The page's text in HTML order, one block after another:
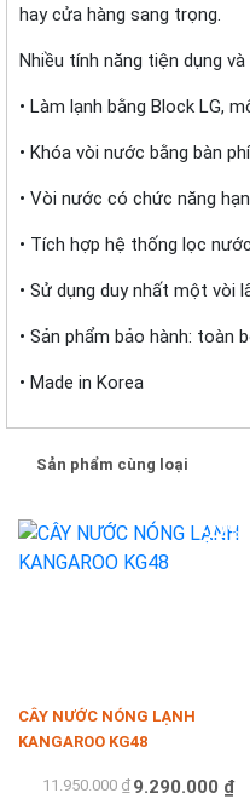
hay cửa hàng sang trọng.
Nhiều tính năng tiện dụng
• Làm lạnh bằng Block LG,
• Khóa vòi nước bằng bàn
• Vòi nước có chức năng
• Tích hợp hệ thống lọc
• Sử dụng duy nhất một vòi
• Sản phẩm bảo hành: toàn
• Made in Korea
Sản phẩm cùng loại
-22%
CÂY NƯỚC NÓNG LẠNH
KANGAROO KG48
11.950.000 ₫ 9.290.000 ₫